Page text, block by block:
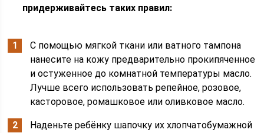
придерживайтесь таких правил:
С помощью мягкой ткани или ватного тампона
нанесите на кожу предварительно прокипяченное
и остуженное до комнатной температуры масло.
Лучше всего использовать репейное, розовое,
касторовое, ромашковое или оливковое масло.
Наденьте ребёнку шапочку их хлопчатобумажной